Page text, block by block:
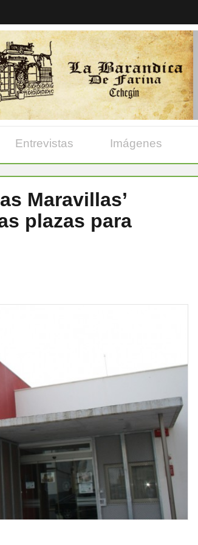
Entrevistas Imágenes
Maravillas’
plazas para